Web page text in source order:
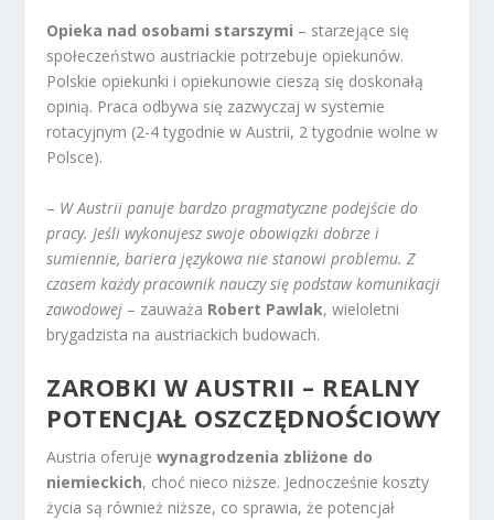
Opieka nad osobami starszymi – starzejące się
społeczeństwo austriackie potrzebuje opiekunów.
Polskie opiekunki i opiekunowie cieszą się doskonałą
opinią. Praca odbywa się zazwyczaj w systemie
rotacyjnym (2-4 tygodnie w Austrii, 2 tygodnie wolne w
Polsce).
– W Austrii panuje bardzo pragmatyczne podejście do
pracy. Jeśli wykonujesz swoje obowiązki dobrze i
sumiennie, bariera językowa nie stanowi problemu. Z
czasem każdy pracownik nauczy się podstaw komunikacji
zawodowej – zauważa Robert Pawlak, wieloletni
brygadzista na austriackich budowach.
ZAROBKI W AUSTRII – REALNY
POTENCJAŁ OSZCZĘDNOŚCIOWY
Austria oferujewynagrodzenia zbliżone do
niemieckich, choć nieco niższe. Jednocześnie koszty
życia są również niższe, co sprawia, że potencjał